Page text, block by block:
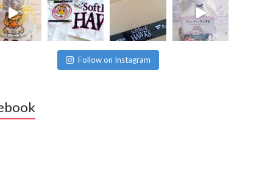
Follow on Instagram